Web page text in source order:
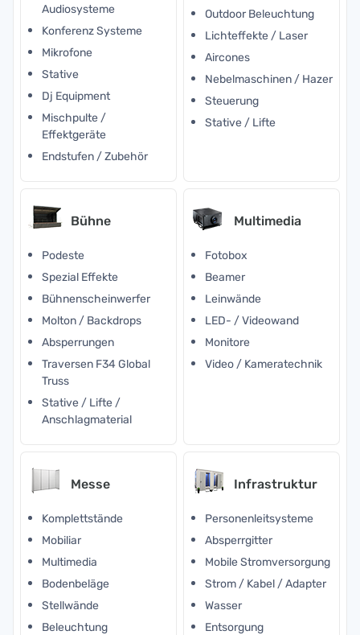
Audiosysteme
Konferenz Systeme
Mikrofone
Stative
Dj Equipment
Mischpulte /
Effektgeräte
Endstufen / Zubehör
Outdoor Beleuchtung
Lichteffekte / Laser
Aircones
Nebelmaschinen / Hazer
Steuerung
Stative / Lifte
Bühne
Podeste
Spezial Effekte
Bühnenscheinwerfer
Molton / Backdrops
Absperrungen
Traversen F34 Global
Truss
Stative / Lifte /
Anschlagmaterial
Multimedia
Fotobox
Beamer
Leinwände
LED- / Videowand
Monitore
Video / Kameratechnik
Messe
Komplettstände
Mobiliar
Multimedia
Bodenbeläge
Stellwände
Beleuchtung
Infrastruktur
Personenleitsysteme
Absperrgitter
Mobile Stromversorgung
Strom / Kabel / Adapter
Wasser
Entsorgung